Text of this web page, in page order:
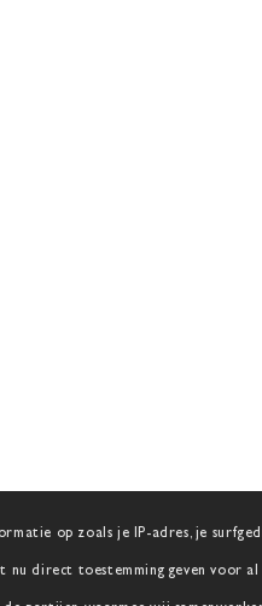
op zoals je IP-adres, je
direct toestemming geven voor